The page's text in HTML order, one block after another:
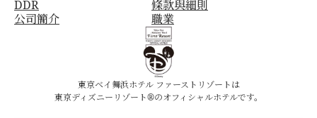
DDR
條款與細則
公司簡介
職業
東京ベイ舞浜ホテル ファーストリゾートは
東京ディズニーリゾート®のオフィシャルホテルです。